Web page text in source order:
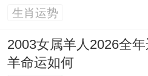
生肖运势
2003女属羊人2026全
羊命运如何